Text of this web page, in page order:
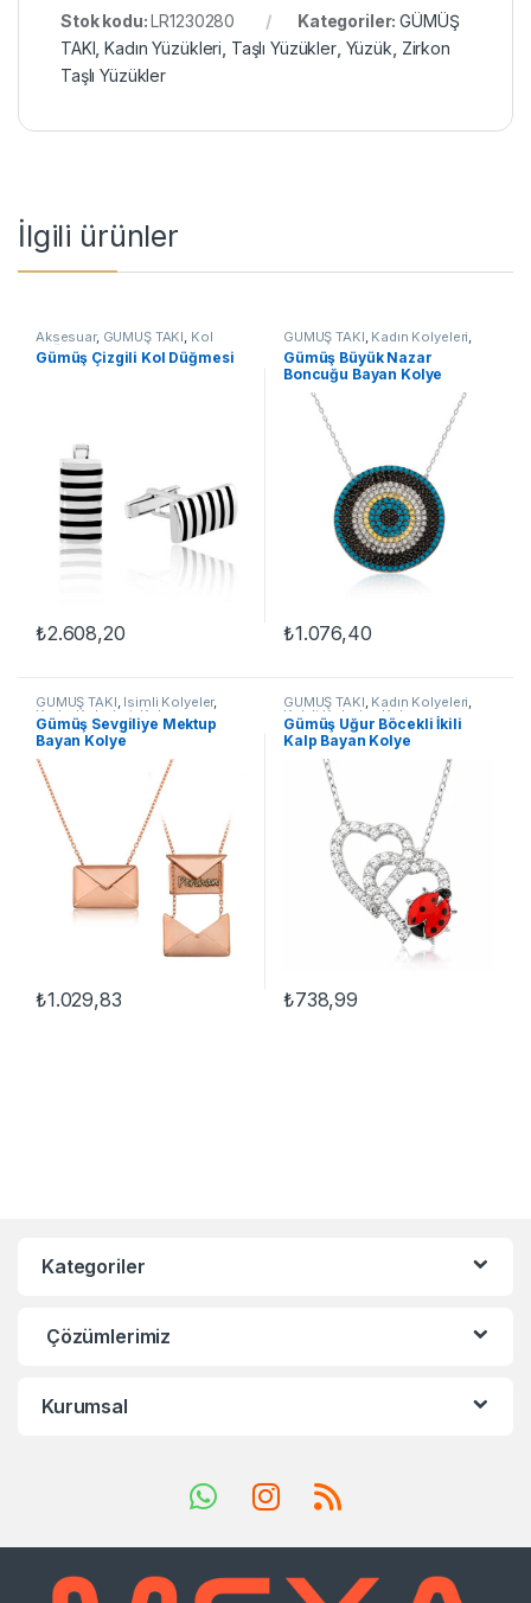
Stok kodu:LR1230280 Kategoriler:GÜMÜŞ
TAKI ,Kadın Yüzükleri Taşlı Yüzükler, Yüzük Zirkon
Taşlı Yüzükler
İlgili ürünler
Aksesuar, GÜMÜŞ TAKI Kol
Düğmeleri
Gümüş Çizgili Kol Düğmesi
₺2.608,20
GÜMÜŞ TAKI Kadın Kolyeleri
Kolye ,Nazar Kolyeler
Gümüş Büyük Nazar
Boncuğu Bayan Kolye
₺1.076,40
GÜMÜŞ TAKI, İsimli Kolyeler,
Kadın Kolyeleri,Kolye
Gümüş Sevgiliye Mektup
Bayan Kolye
₺1.029,83
GÜMÜŞ TAKI, Kadın Kolyeleri,
Kalpli Kolyeler ,Kolye
Gümüş Uğur Böcekli İkili
Kalp Bayan Kolye
₺738,99
Kategoriler
Çözümlerimiz
Kurumsal